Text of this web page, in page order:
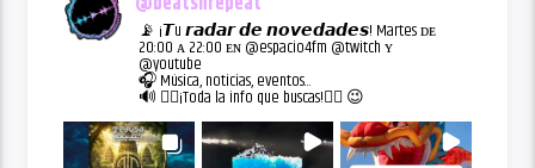
📡 ¡𝙏u 𝙧𝙖𝙙𝙖𝙧 𝙙𝙚 𝙣𝙤𝙫𝙚𝙙𝙖𝙙𝙚𝙨! Martes ᴅᴇ
20:00 ᴀ 22:00 ᴇɴ @espacio4fm @twitch ʏ
@youtube
🎧 Música, noticias, eventos...
🔊 👇🏻¡Toda la info que buscas!👇🏻 😉